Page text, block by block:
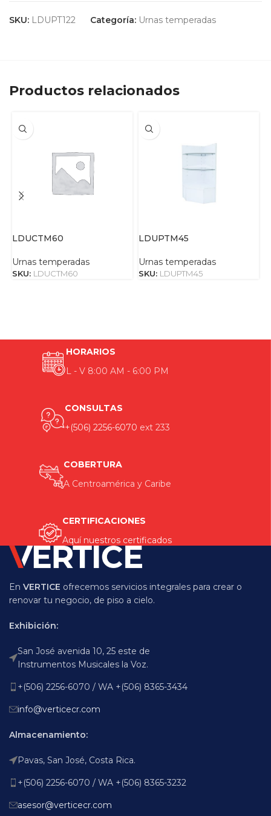
SKU: LDUPT122 Categoría: Urnas temperadas
Productos relacionados
LDUCTM60
Urnas temperadas
SKU: LDUCTM60
LDUPTM45
Urnas temperadas
SKU: LDUPTM45
HORARIOS
L - V 8:00 AM - 6:00 PM
CONSULTAS
+(506) 2256-6070 ext 233
COBERTURA
A Centroamérica y Caribe
CERTIFICACIONES
Aquí nuestros certificados
En VERTICE ofrecemos servicios integrales para crear o
renovar tu negocio, de piso a cielo.
Exhibición:
San José avenida 10, 25 este de
Instrumentos Musicales la Voz.
+(506) 2256-6070 / WA +(506) 8365-3434
info@verticecr.com
Almacenamiento:
Pavas, San José, Costa Rica.
+(506) 2256-6070 / WA +(506) 8365-3232
asesor@verticecr.com